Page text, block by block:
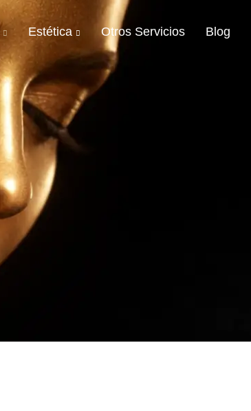
Estética Otros Servicios Blog